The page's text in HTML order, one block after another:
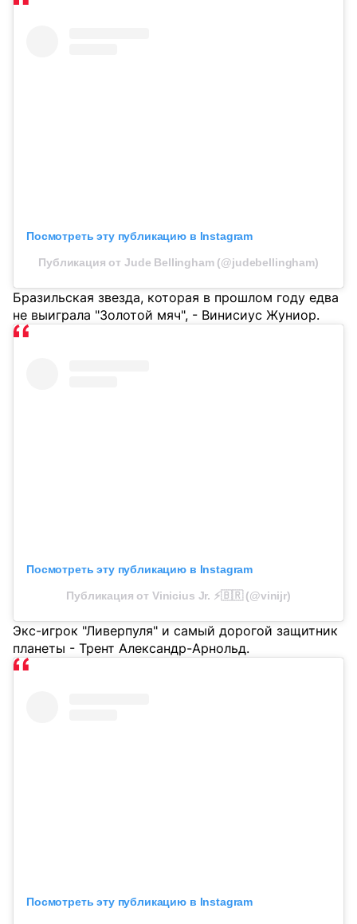
Посмотреть эту публикацию в Instagram
Публикация от Jude Bellingham (@judebellingham)
Бразильская звезда, которая в прошлом году едва
не выиграла "Золотой мяч", - Винисиус Жуниор.
Посмотреть эту публикацию в Instagram
Публикация от Vinicius Jr. ⚡️🇧🇷 (@vinijr)
Экс-игрок "Ливерпуля" и самый дорогой защитник
планеты - Трент Александр-Арнольд.
Посмотреть эту публикацию в Instagram